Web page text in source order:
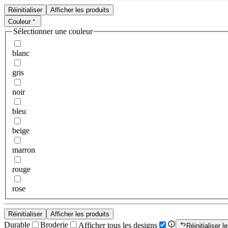
Réinitialiser
Afficher les produits
Couleur
Sélectionner une couleur
blanc
gris
noir
bleu
beige
marron
rouge
rose
Réinitialiser Afficher les produits
Durable Broderie Afficher tous les designs
Réinitialiser